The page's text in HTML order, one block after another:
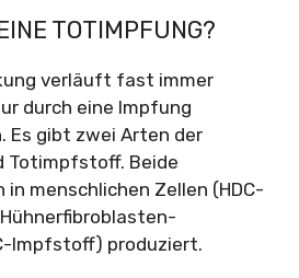
TOTIMPFUNG?
verläuft fast immer
durch eine Impfung
Es gibt zwei Arten der
Totimpfstoff. Beide
menschlichen Zellen (HDC-
Impfstoff) produziert.